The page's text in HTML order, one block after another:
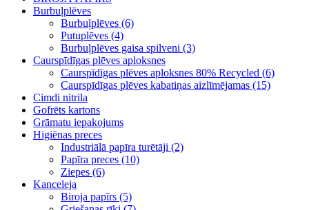
Burbuļplēves
Burbuļplēves (6)
Putuplēves (4)
Burbuļplēves gaisa spilveni (3)
Caurspīdīgas plēves aploksnes
Caurspīdīgas plēves aploksnes 80% Recycled (6)
Caurspīdīgas plēves kabatiņas aizlīmējamas (15)
Cimdi nitrila
Gofrēts kartons
Grāmatu iepakojums
Higiēnas preces
Industriālā papīra turētāji (2)
Papīra preces (10)
Ziepes (6)
Kanceleja
Biroja papīrs (5)